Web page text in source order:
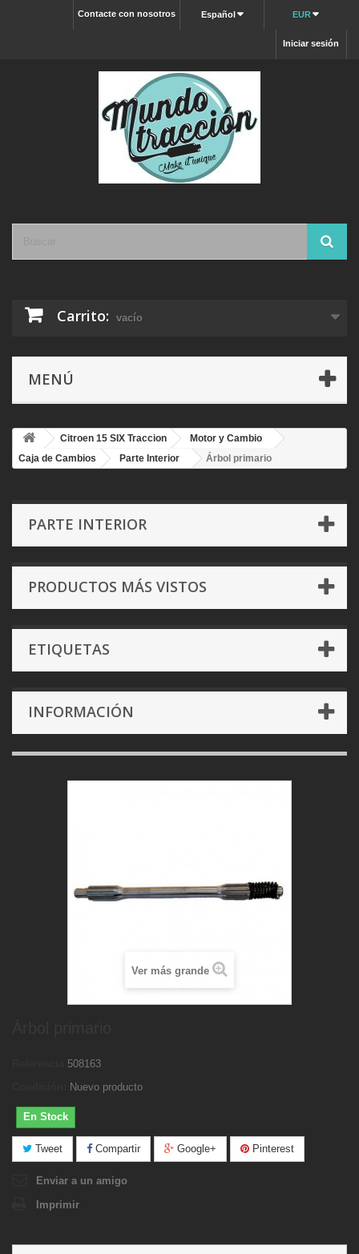
EUR
Español
Contacte con nosotros
Iniciar sesión
Carrito: vacío
MENÚ
Citroen 15 SIX Traccion
Motor y Cambio
Caja de Cambios
Parte Interior Árbol primario
PARTE INTERIOR
PRODUCTOS MÁS VISTOS
ETIQUETAS
INFORMACIÓN
Ver más grande
508163
Nuevo producto
En Stock
Tweet Compartir Google+ Pinterest
Enviar a un amigo
Imprimir